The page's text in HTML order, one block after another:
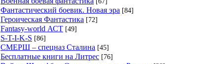
Фантастический боевик. Новая эра [84]
Героическая Фантастика [72]
Fantasy-world АСТ [49]
S-T-I-K-S [86]
СМЕРШ – спецназ Сталина [45]
Бесплатные книги на Литрес [76]